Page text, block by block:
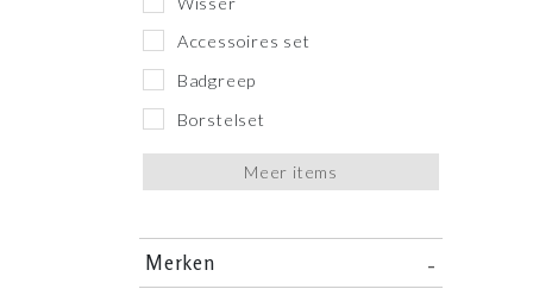
Accessoires set
Badgreep
Borstelset
Meer items
Merken